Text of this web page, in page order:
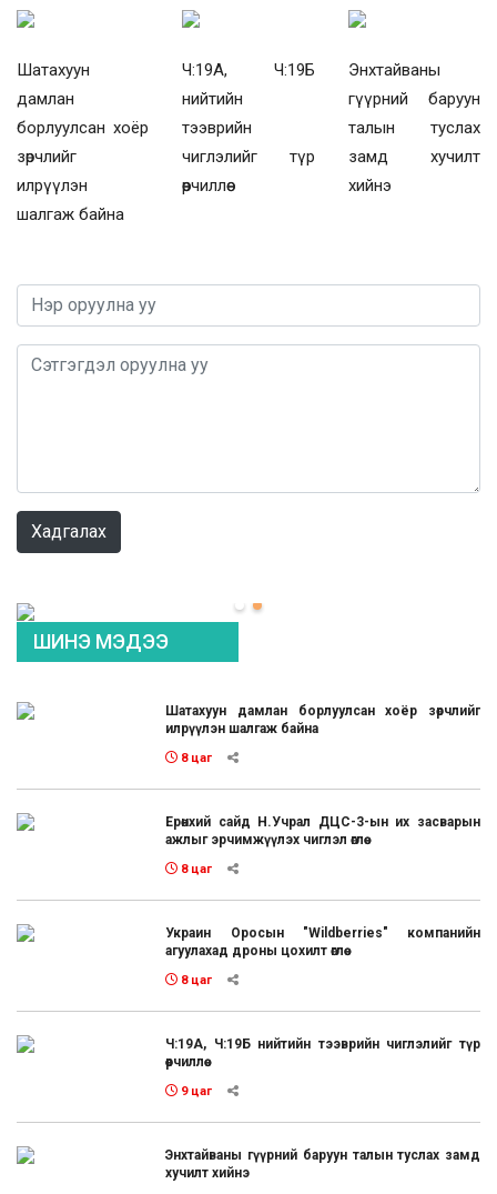
Шатахуун
дамлан
борлуулсан хоёр
зөрчлийг
илрүүлэн
шалгаж байна
Ч:19А, Ч:19Б
нийтийн
тээврийн
чиглэлийг түр
өөрчиллөө
Энхтайваны
гүүрний баруун
талын туслах
замд хучилт
хийнэ
Хадгалах
ШИНЭ МЭДЭЭ
Шатахуун дамлан борлуулсан хоёр зөрчлийг
илрүүлэн шалгаж байна
8 цаг
Ерөнхий сайд Н.Учрал ДЦС-3-ын их засварын
ажлыг эрчимжүүлэх чиглэл өглөө
8 цаг
Украин Оросын "Wildberries" компанийн
агуулахад дроны цохилт өглөө
8 цаг
Ч:19А, Ч:19Б нийтийн тээврийн чиглэлийг түр
өөрчиллөө
9 цаг
Энхтайваны гүүрний баруун талын туслах замд
хучилт хийнэ